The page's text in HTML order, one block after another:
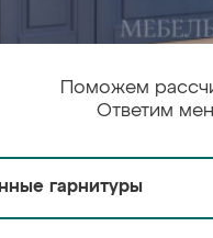
Поможем
Ответим
гарнитуры